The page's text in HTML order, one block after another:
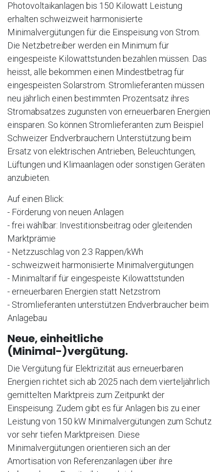
Photovoltaikanlagen bis 150 Kilowatt Leistung
erhalten schweizweit harmonisierte
Minimalvergütungen für die Einspeisung von Strom.
Die Netzbetreiber werden ein Minimum für
eingespeiste Kilowattstunden bezahlen müssen. Das
heisst, alle bekommen einen Mindestbetrag für
eingespeisten Solarstrom. Stromlieferanten müssen
neu jährlich einen bestimmten Prozentsatz ihres
Stromabsatzes zugunsten von erneuerbaren Energien
einsparen. So können Stromlieferanten zum Beispiel
Schweizer Endverbrauchern Unterstützung beim
Ersatz von elektrischen Antrieben, Beleuchtungen,
Lüftungen und Klimaanlagen oder sonstigen Geräten
anzubieten.
Auf einen Blick:
- Förderung von neuen Anlagen
- frei wählbar: Investitionsbeitrag oder gleitenden
Marktprämie
- Netzzuschlag von 2.3 Rappen/kWh
- schweizweit harmonisierte Minimalvergütungen
- Minimaltarif für eingespeiste Kilowattstunden
- erneuerbaren Energien statt Netzstrom
- Stromlieferanten unterstützen Endverbraucher beim
Anlagebau
Neue, einheitliche
(Minimal-)vergütung.
Die Vergütung für Elektrizität aus erneuerbaren
Energien richtet sich ab 2025 nach dem vierteljährlich
gemittelten Marktpreis zum Zeitpunkt der
Einspeisung. Zudem gibt es für Anlagen bis zu einer
Leistung von 150 kW Minimalvergütungen zum Schutz
vor sehr tiefen Marktpreisen. Diese
Minimalvergütungen orientieren sich an der
Amortisation von Referenzanlagen über ihre